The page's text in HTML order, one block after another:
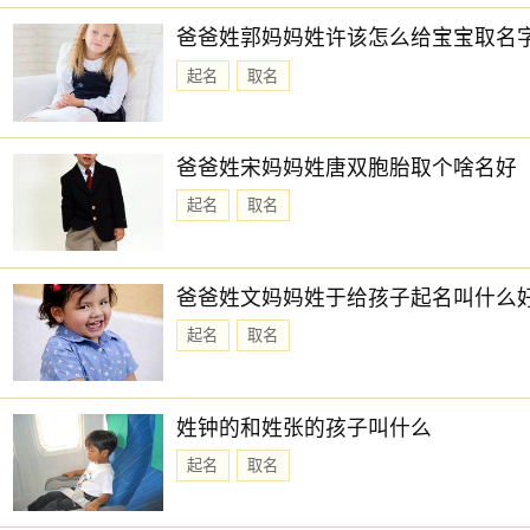
爸爸姓郭妈妈姓许该怎么给宝宝取名
起名 取名
爸爸姓宋妈妈姓唐双胞胎取个啥名好
起名 取名
爸爸姓文妈妈姓于给孩子起名叫什么
起名 取名
姓钟的和姓张的孩子叫什么
起名 取名